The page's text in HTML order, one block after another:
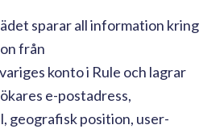
sparar all information kring
från
konto i Rule och lagrar
e-postadress,
geografisk position, user-